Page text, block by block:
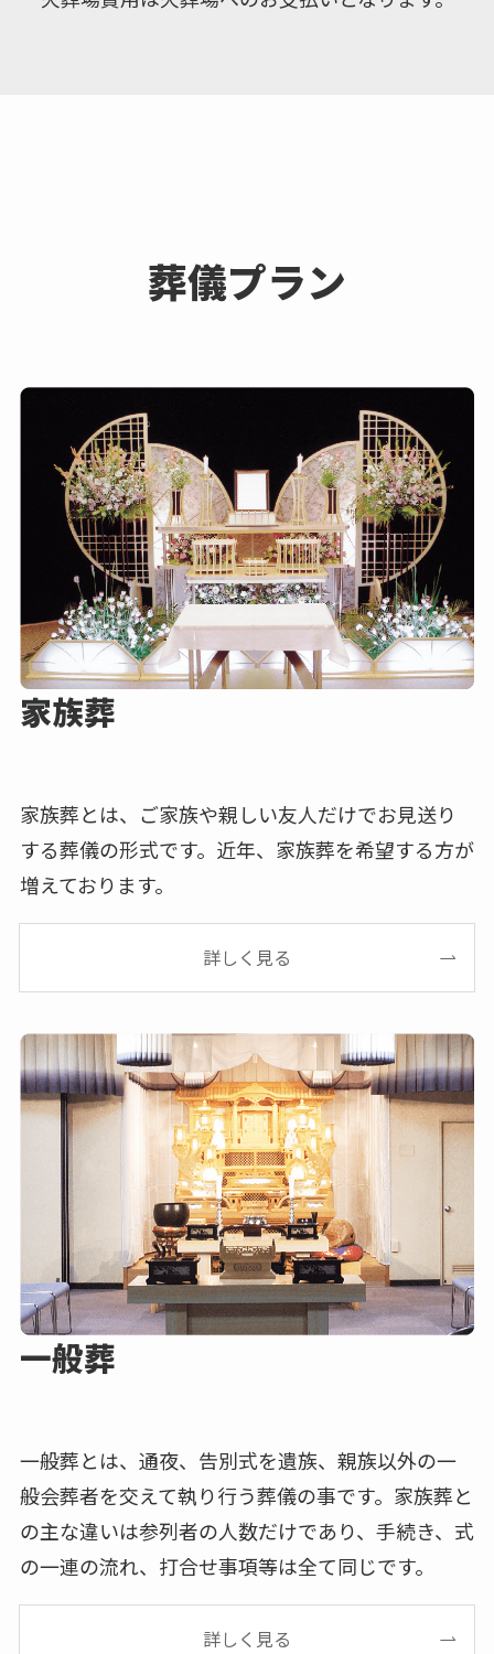
葬儀プラン
家族葬
家族葬とは、ご家族や親しい友人だけでお見送り
する葬儀の形式です。近年、家族葬を希望する方が
増えております。
詳しく見る
一般葬
一般葬とは、通夜、告別式を遺族、親族以外の一
般会葬者を交えて執り行う葬儀の事です。家族葬と
の主な違いは参列者の人数だけであり、手続き、式
の一連の流れ、打合せ事項等は全て同じです。
詳しく見る